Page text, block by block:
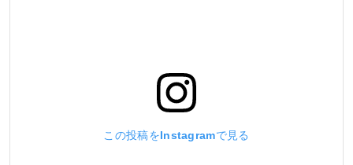
この投稿をInstagramで見る